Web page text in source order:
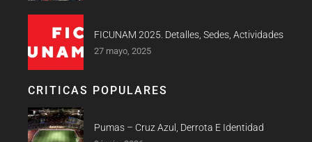
FICUNAM 2025. Detalles, Sedes, Actividades
27 mayo, 2025
CRITICAS POPULARES
Pumas – Cruz Azul, Derrota E Identidad